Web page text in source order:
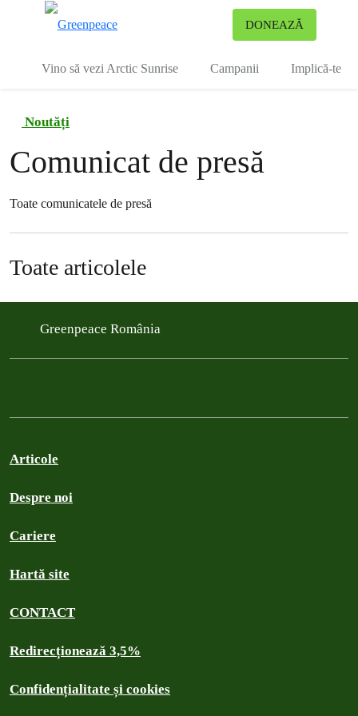
DONEAZĂ
Vino să vezi Arctic Sunrise Campanii Implică-te
Noutăți
Comunicat de presă
Toate comunicatele de presă
Toate articolele
Greenpeace România
Articole
Despre noi
Cariere
Hartă site
CONTACT
Redirecționează 3,5%
Confidențialitate și cookies